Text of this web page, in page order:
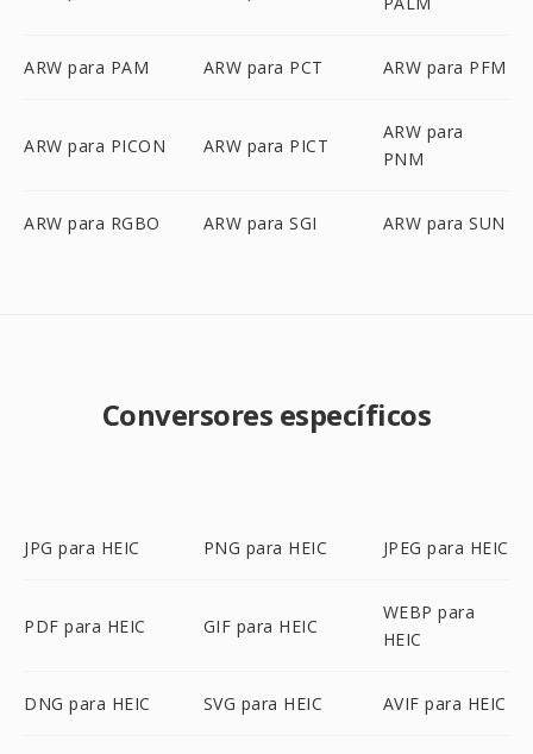
ARW para PAM ARW para PCT ARW para PFM
ARW para PICON ARW para PICT
ARW para
PNM
ARW para RGBO ARW para SGI ARW para SUN
Conversores específicos
JPG para HEIC PNG para HEIC JPEG para HEIC
PDF para HEIC GIF para HEIC
WEBP para
HEIC
DNG para HEIC SVG para HEIC AVIF para HEIC